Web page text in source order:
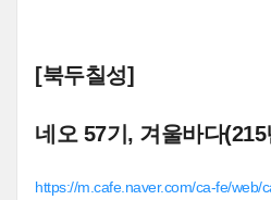
[북두칠성]
네오 57기, 겨울바다
https://m.cafe.naver.com/ca-fe/web/